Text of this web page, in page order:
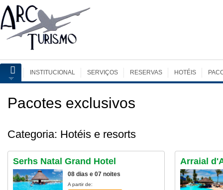
INSTITUCIONAL SERVIÇOS RESERVAS HOTÉIS
Pacotes exclusivos
Categoria: Hotéis e resorts
Serhs Natal Grand Hotel
08 dias e 07 noites
A partir de:
Arraial